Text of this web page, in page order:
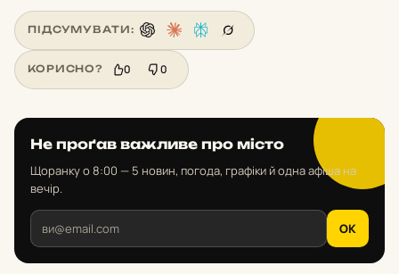
ПІДСУМУВАТИ:
КОРИСНО? 0 0
Не проґав важливе про місто
Щоранку о 8:00 — 5 новин, погода, графіки й одна афіша на
вечір.
OK